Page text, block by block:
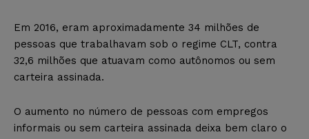
Em 2016, eram aproximadamente 34 milhões de
pessoas que trabalhavam sob o regime CLT, contra
32,6 milhões que atuavam como autônomos ou sem
carteira assinada.
O aumento no número de pessoas com empregos
informais ou sem carteira assinada deixa bem claro o